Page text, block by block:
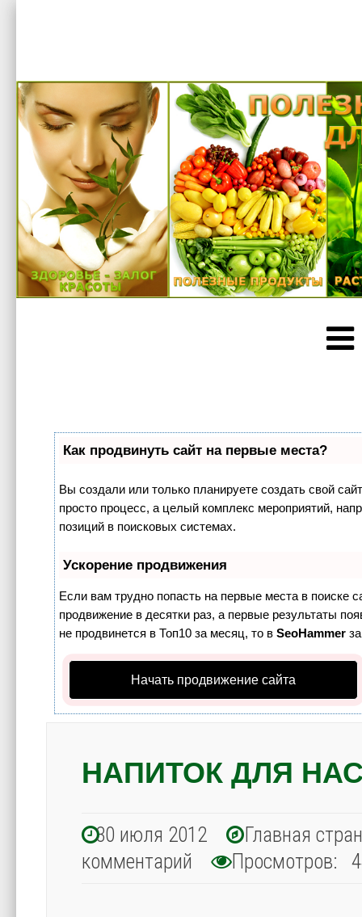
Как продвинуть сайт на первые места?
Вы создали или только планируете создать свой
просто процесс, а целый комплекс мероприятий,
позиций в поисковых системах.
Ускорение продвижения
Если вам трудно попасть на первые места в поиске
продвижение в десятки раз, а первые результаты
не продвинется в Топ10 за месяц, то вSeoHammer
Начать продвижение сайта
НАПИТОК ДЛЯ
30 июля 2012
Главная
комментарий
Просмотров: